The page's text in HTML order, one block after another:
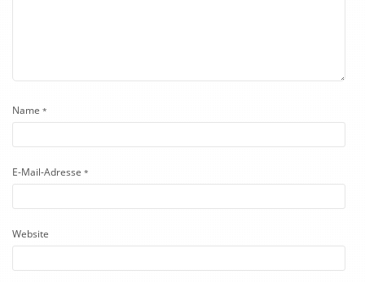
Name *
E-Mail-Adresse *
Website